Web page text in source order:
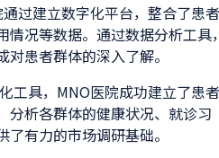
过建立数字化平台，整合了患者
情况等数据。通过数据分析工具
患者群体的深入了解。
工具，MNO医院成功建立了患者
分析各群体的健康状况、就诊习
有力的市场调研基础。